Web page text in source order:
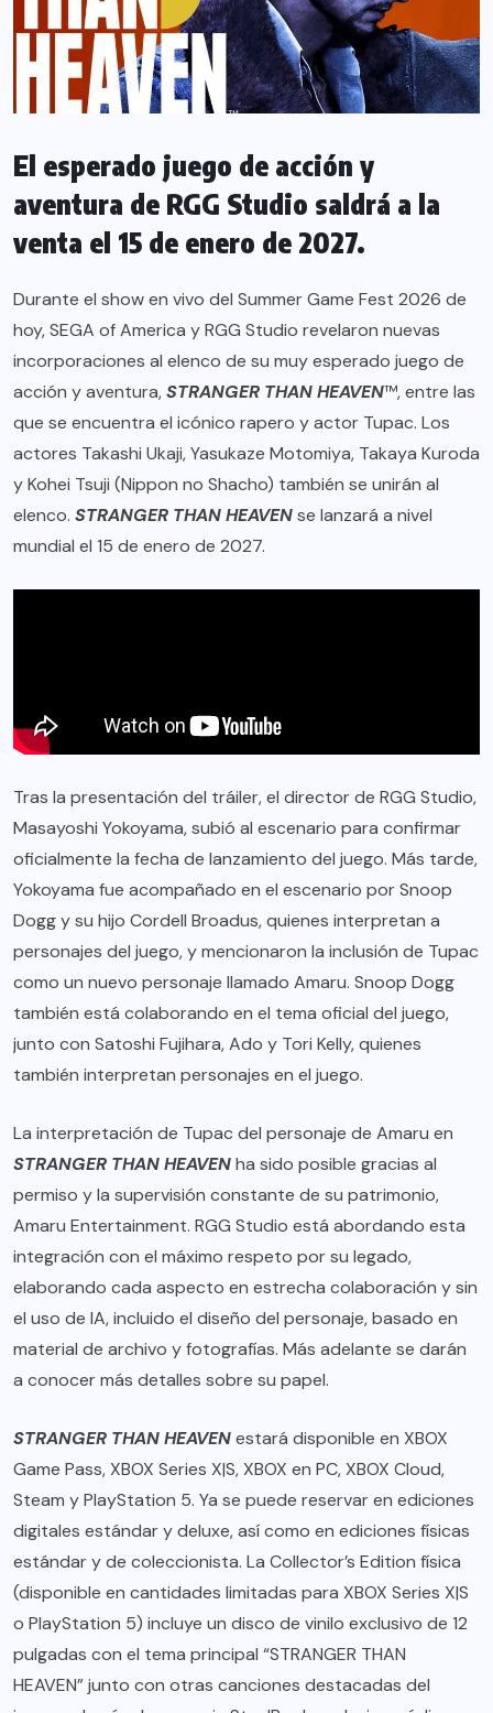
El esperado juego de acción y
aventura de RGG Studio saldrá a la
venta el 15 de enero de 2027.
Durante el show en vivo del Summer Game Fest 2026 de
hoy, SEGA of America y RGG Studio revelaron nuevas
incorporaciones al elenco de su muy esperado juego de
acción y aventura,STRANGER THAN HEAVEN™, entre las
que se encuentra el icónico rapero y actor Tupac. Los
actores Takashi Ukaji, Yasukaze Motomiya, Takaya Kuroda
y Kohei Tsuji (Nippon no Shacho) también se unirán al
elenco. STRANGER THAN HEAVENse lanzará a nivel
mundial el 15 de enero de 2027.
Tras la presentación del tráiler, el director de RGG Studio,
Masayoshi Yokoyama, subió al escenario para confirmar
oficialmente la fecha de lanzamiento del juego. Más tarde,
Yokoyama fue acompañado en el escenario por Snoop
Dogg y su hijo Cordell Broadus, quienes interpretan a
personajes del juego, y mencionaron la inclusión de Tupac
como un nuevo personaje llamado Amaru. Snoop Dogg
también está colaborando en el tema oficial del juego,
junto con Satoshi Fujihara, Ado y Tori Kelly, quienes
también interpretan personajes en el juego.
La interpretación de Tupac del personaje de Amaru en
STRANGER THAN HEAVENha sido posible gracias al
permiso y la supervisión constante de su patrimonio,
Amaru Entertainment. RGG Studio está abordando esta
integración con el máximo respeto por su legado,
elaborando cada aspecto en estrecha colaboración y sin
el uso de IA, incluido el diseño del personaje, basado en
material de archivo y fotografías. Más adelante se darán
a conocer más detalles sobre su papel.
STRANGER THAN HEAVENestará disponible en XBOX
Game Pass, XBOX Series X|S, XBOX en PC, XBOX Cloud,
Steam y PlayStation 5. Ya se puede reservar en ediciones
digitales estándar y deluxe, así como en ediciones físicas
estándar y de coleccionista. La Collector’s Edition física
(disponible en cantidades limitadas para XBOX Series X|S
o PlayStation 5) incluye un disco de vinilo exclusivo de 12
pulgadas con el tema principal “STRANGER THAN
HEAVEN” junto con otras canciones destacadas del